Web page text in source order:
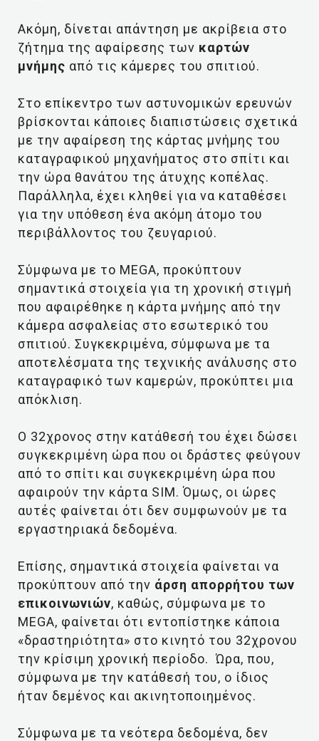
Ακόμη, δίνεται απάντηση με ακρίβεια στο
ζήτημα της αφαίρεσης των καρτών
μνήμης από τις κάμερες του σπιτιού.
Στο επίκεντρο των αστυνομικών ερευνών
βρίσκονται κάποιες διαπιστώσεις σχετικά
με την αφαίρεση της κάρτας μνήμης του
καταγραφικού μηχανήματος στο σπίτι και
την ώρα θανάτου της άτυχης κοπέλας.
Παράλληλα, έχει κληθεί για να καταθέσει
για την υπόθεση ένα ακόμη άτομο του
περιβάλλοντος του ζευγαριού.
Σύμφωνα με το MEGA, προκύπτουν
σημαντικά στοιχεία για τη χρονική στιγμή
που αφαιρέθηκε η κάρτα μνήμης από την
κάμερα ασφαλείας στο εσωτερικό του
σπιτιού. Συγκεκριμένα, σύμφωνα με τα
αποτελέσματα της τεχνικής ανάλυσης στο
καταγραφικό των καμερών, προκύπτει μια
απόκλιση.
Ο 32χρονος στην κατάθεσή του έχει δώσει
συγκεκριμένη ώρα που οι δράστες φεύγουν
από το σπίτι και συγκεκριμένη ώρα που
αφαιρούν την κάρτα SIM. Όμως, οι ώρες
αυτές φαίνεται ότι δεν συμφωνούν με τα
εργαστηριακά δεδομένα.
Επίσης, σημαντικά στοιχεία φαίνεται να
προκύπτουν από την άρση απορρήτου των
επικοινωνιών, καθώς, σύμφωνα με το
ΜEGA, φαίνεται ότι εντοπίστηκε κάποια
«δραστηριότητα» στο κινητό του 32χρονου
την κρίσιμη χρονική περίοδο. Ώρα, που,
σύμφωνα με την κατάθεσή του, ο ίδιος
ήταν δεμένος και ακινητοποιημένος.
Σύμφωνα με τα νεότερα δεδομένα, δεν